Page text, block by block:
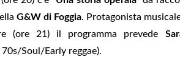
G&W di Foggia. Protagonista
(ore 21) il programma prevede
Soul/Early reggae).